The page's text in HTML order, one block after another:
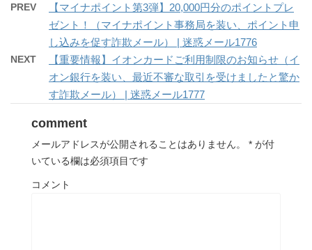
PREV
【マイナポイント第3弾】20,000円分のポイントプレ
ゼント！（マイナポイント事務局を装い、ポイント申
し込みを促す詐欺メール） | 迷惑メール1776
NEXT
【重要情報】イオンカードご利用制限のお知らせ（イ
オン銀行を装い、最近不審な取引を受けましたと驚か
す詐欺メール） | 迷惑メール1777
comment
メールアドレスが公開されることはありません。 * が付
いている欄は必須項目です
コメント